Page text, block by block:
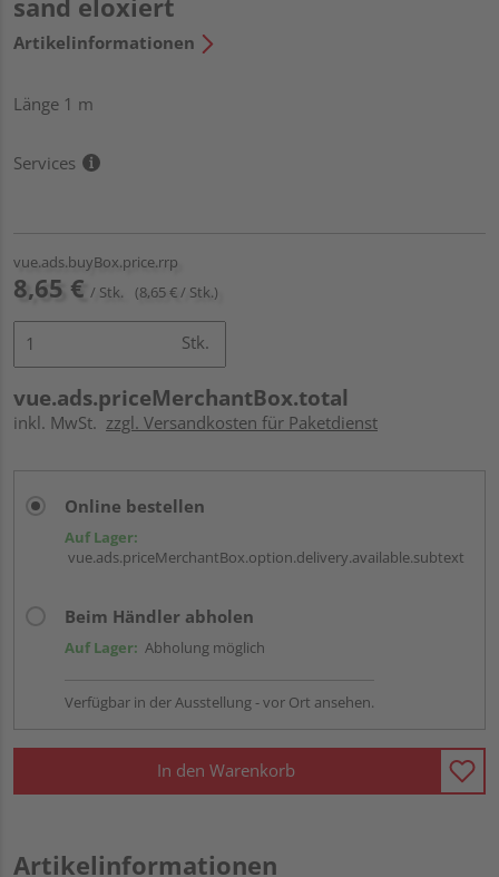
Artikelinformationen
Länge 1 m
Services
vue.ads.buyBox.price.rrp
8,65 € / Stk. (8,65 € / Stk.)
Stk.
vue.ads.priceMerchantBox.total
inkl. MwSt. zzgl. Versandkosten für Paketdienst
Online bestellen
Auf Lager:
vue.ads.priceMerchantBox.option.delivery.available.subtext
Beim Händler abholen
Auf Lager: Abholung möglich
Verfügbar in der Ausstellung - vor Ort ansehen.
In den Warenkorb
Artikelinformationen